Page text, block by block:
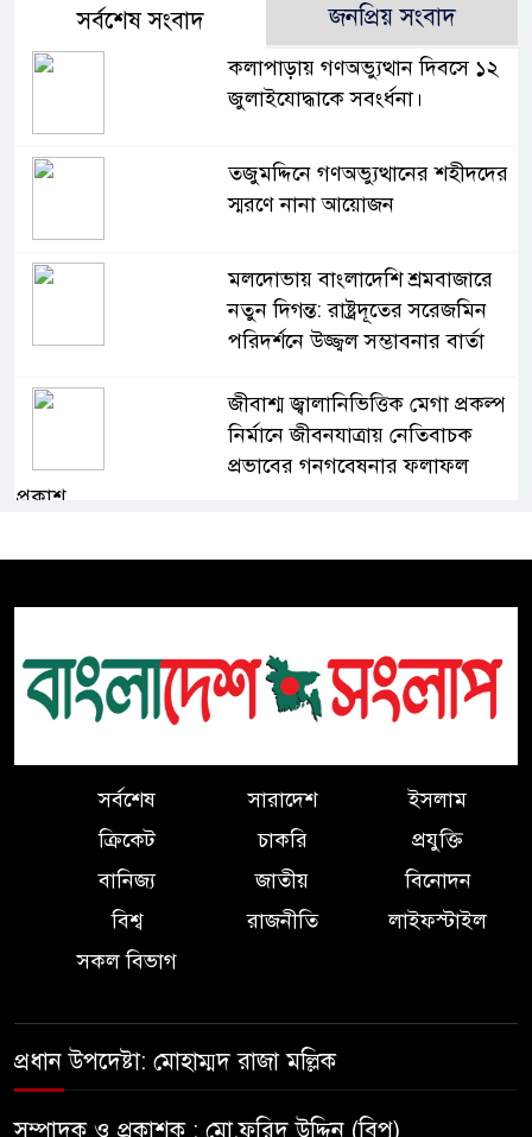
সর্বশেষ সংবাদ জনপ্রিয় সংবাদ
কলাপাড়ায় গণঅভ্যুত্থান দিবসে ১২
জুলাইযোদ্ধাকে সবংর্ধনা।
তজুমদ্দিনে গণঅভ্যুত্থানের শহীদদের
স্মরণে নানা আয়োজন
মলদোভায় বাংলাদেশি শ্রমবাজারে
নতুন দিগন্ত: রাষ্ট্রদূতের সরেজমিন
পরিদর্শনে উজ্জ্বল সম্ভাবনার বার্তা
জীবাশ্ম জ্বালানিভিত্তিক মেগা প্রকল্প
নির্মানে জীবনযাত্রায় নেতিবাচক
প্রভাবের গনগবেষনার ফলাফল
প্রকাশ
অভাবের দিন পেরিয়ে মানুষের পাশে
বিএনপির সভাপতির বিরুদ্ধে মিথ্যা
সংবাদের প্রতিবাদ ও ৪ সনাতনী
পরিবারের নিরাপত্তার দাবিতে সংবাদ
প্রতিশ্রুতি পূরণ করলেন এমপি
এবিএম মোশাররফ।
কুযাকাটায় শিক্ষার্থীর সঙ্গে অফিস
সর্বশেষ সারাদেশ
ইসলাম
ক্রিকেট
চাকরি
প্রযুক্তি
বানিজ্য
জাতীয়
বিনোদন
বিশ্ব
রাজনীতি
লাইফস্টাইল
সকল বিভাগ
প্রধান উপদেষ্টা: মোহাম্মদ রাজা মল্লিক
সম্পাদক ও প্রকাশক : মো.ফরিদ উদ্দিন (বিপু)